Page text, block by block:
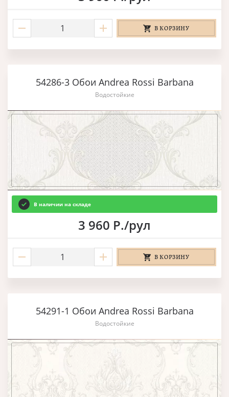
В КОРЗИНУ
54286-3 Обои Andrea Rossi Barbana
Водостойкие
В наличии на складе
3 960 Р./рул
В КОРЗИНУ
54291-1 Обои Andrea Rossi Barbana
Водостойкие